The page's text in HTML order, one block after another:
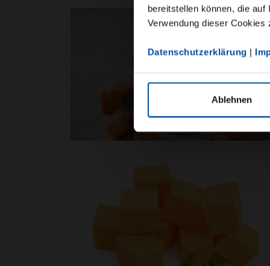
bereitstellen können, die
Verwendung dieser Cookies
Datenschutzerklärung |
Ablehnen